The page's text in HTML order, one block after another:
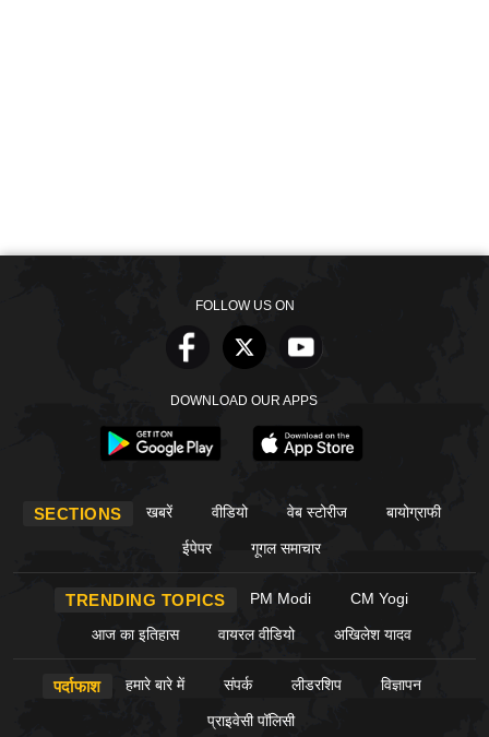
FOLLOW US ON
DOWNLOAD OUR APPS
SECTIONS खबरें वीडियो वेब स्टोरीज बायोग्राफी
ईपेपर गूगल समाचार
TRENDING TOPICS PM Modi CM Yogi
आज का इतिहास वायरल वीडियो अखिलेश यादव
पर्दाफाश हमारे बारे में संपर्क लीडरशिप विज्ञापन
प्राइवेसी पॉलिसी